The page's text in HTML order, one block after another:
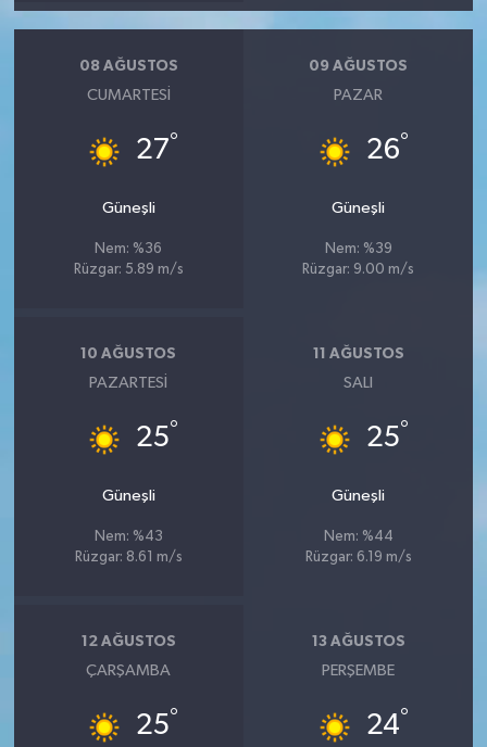
08 AĞUSTOS
CUMARTESI
27°
Güneşli
Nem: %36
Rüzgar: 5.89 m/s
09 AĞUSTOS
PAZAR
26°
Güneşli
Nem: %39
Rüzgar: 9.00 m/s
10 AĞUSTOS
PAZARTESI
25°
Güneşli
Nem: %43
Rüzgar: 8.61 m/s
11 AĞUSTOS
SALI
25°
Güneşli
Nem: %44
Rüzgar: 6.19 m/s
12 AĞUSTOS
ÇARŞAMBA
25°
13 AĞUSTOS
PERŞEMBE
24°